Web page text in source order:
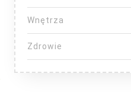
Wnętrza
Zdrowie